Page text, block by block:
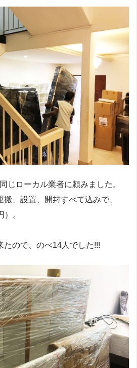
じローカル業者に頼みました。
、設置、開封すべて込みで、
。
たので、のべ14人でした!!!